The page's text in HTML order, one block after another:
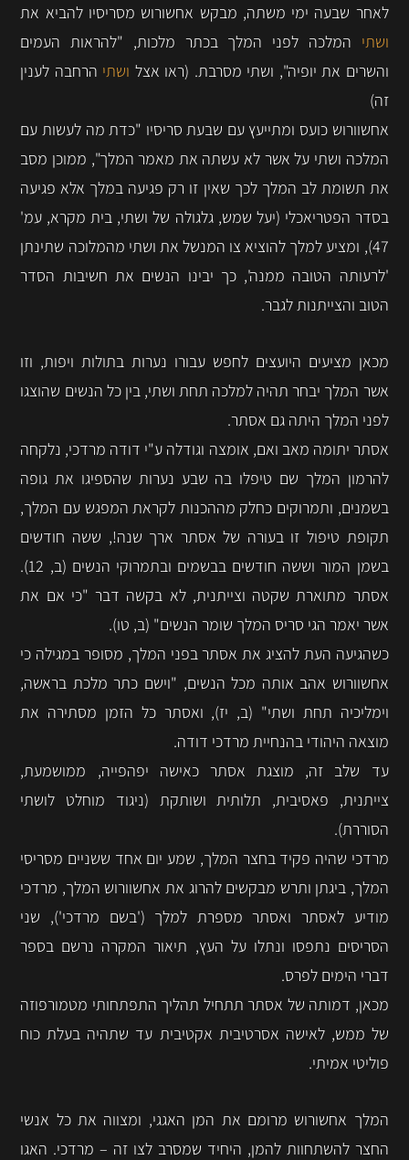
לאחר שבעה ימי משתה, מבקש אחשורוש מסריסיו להביא את
ושתי המלכה לפני המלך בכתר מלכות, "להראות העמים
והשרים את יופיה", ושתי מסרבת. (ראו אצל ושתי הרחבה לענין
זה)
אחשוורוש כועס ומתייעץ עם שבעת סריסיו "כדת מה לעשות עם
המלכה ושתי על אשר לא עשתה את מאמר המלך", ממוכן מסב
את תשומת לב המלך לכך שאין זו רק פגיעה במלך אלא פגיעה
בסדר הפטריאכלי (יעל שמש, גלגולה של ושתי, בית מקרא, עמ'
47), ומציע למלך להוציא צו המנשל את ושתי מהמלוכה שתינתן
'לרעותה הטובה ממנה', כך יבינו הנשים את חשיבות הסדר
הטוב והצייתנות לגבר.
מכאן מציעים היועצים לחפש עבורו נערות בתולות ויפות, וזו
אשר המלך יבחר תהיה למלכה תחת ושתי, בין כל הנשים שהוצגו
לפני המלך היתה גם אסתר.
אסתר יתומה מאב ואם, אומצה וגודלה ע"י דודה מרדכי, נלקחה
להרמון המלך שם טיפלו בה שבע נערות שהספיגו את גופה
בשמנים, ותמרוקים כחלק מההכנות לקראת המפגש עם המלך,
תקופת טיפול זו בעורה של אסתר ארך שנה!, ששה חודשים
בשמן המור וששה חודשים בבשמים ובתמרוקי הנשים (ב, 12).
אסתר מתוארת שקטה וצייתנית, לא בקשה דבר "כי אם את
אשר יאמר הגי סריס המלך שומר הנשים" (ב, טו).
כשהגיעה העת להציג את אסתר בפני המלך, מסופר במגילה כי
אחשוורוש אהב אותה מכל הנשים, "וישם כתר מלכת בראשה,
וימליכיה תחת ושתי" (ב, יז), ואסתר כל הזמן מסתירה את
מוצאה היהודי בהנחיית מרדכי דודה.
עד שלב זה, מוצגת אסתר כאישה יפהפייה, ממושמעת,
צייתנית, פאסיבית, תלותית ושותקת (ניגוד מוחלט לושתי
הסוררת).
מרדכי שהיה פקיד בחצר המלך, שמע יום אחד ששניים מסריסי
המלך, ביגתן ותרש מבקשים להרוג את אחשוורוש המלך, מרדכי
מודיע לאסתר ואסתר מספרת למלך ('בשם מרדכי'), שני
הסריסים נתפסו ונתלו על העץ, תיאור המקרה נרשם בספר
דברי הימים לפרס.
מכאן, דמותה של אסתר תתחיל תהליך התפתחותי מטמורפוזה
של ממש, לאישה אסרטיבית אקטיבית עד שתהיה בעלת כוח
פוליטי אמיתי.
המלך אחשורוש מרומם את המן האגגי, ומצווה את כל אנשי
החצר להשתחוות להמן, היחיד שמסרב לצו זה – מרדכי. האגו